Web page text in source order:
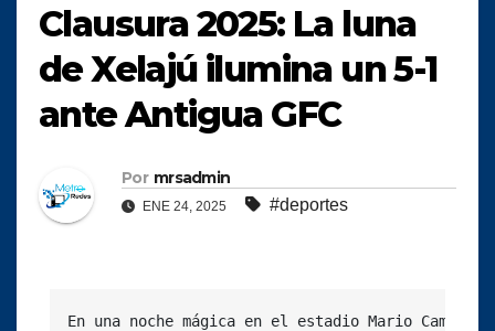
Clausura 2025: La luna
de Xelajú ilumina un 5-1
ante Antigua GFC
Por mrsadmin
ENE 24, 2025 #deportes
En una noche mágica en el estadio Mario